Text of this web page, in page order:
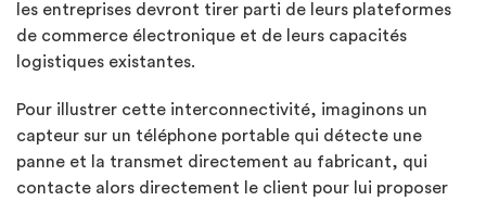
les entreprises devront tirer parti de leurs plateformes
de commerce électronique et de leurs capacités
logistiques existantes.
Pour illustrer cette interconnectivité, imaginons un
capteur sur un téléphone portable qui détecte une
panne et la transmet directement au fabricant, qui
contacte alors directement le client pour lui proposer